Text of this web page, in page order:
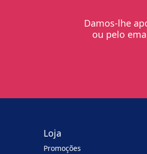
Damos-lhe
ou pelo
Loja
Promoções